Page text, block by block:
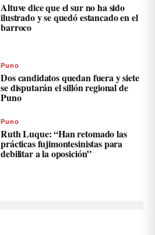
Altuve dice que el sur no ha sido
ilustrado y se quedó estancado en el
barroco
Puno
Dos candidatos quedan fuera y siete
se disputarán el sillón regional de
Puno
Puno
Ruth Luque: “Han retomado las
prácticas fujimontesinistas para
debilitar a la oposición”